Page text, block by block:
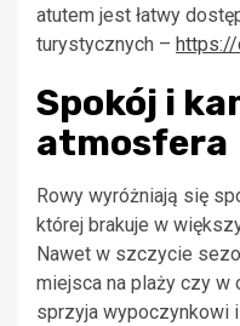
atutem jest łatwy
turystycznych – https://
Spokój i
atmosfera
Rowy wyróżniają się
której brakuje w
Nawet w szczycie
miejsca na plaży czy w
sprzyja wypoczynkowi